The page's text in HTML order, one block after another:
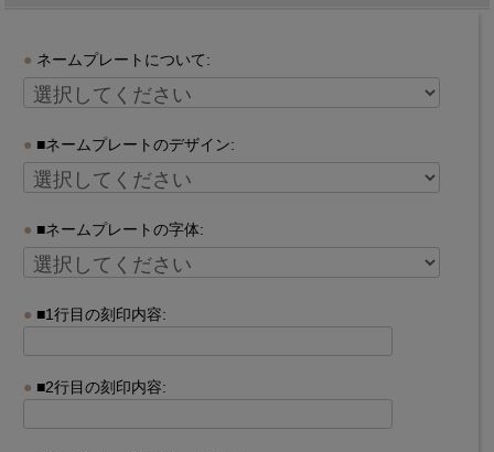
ネームプレートについて:
■ネームプレートのデザイン:
■ネームプレートの字体:
■1行目の刻印内容:
■2行目の刻印内容: